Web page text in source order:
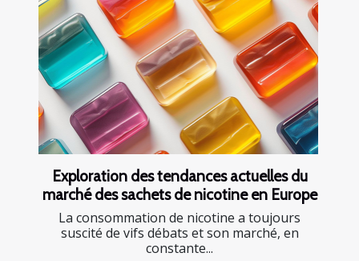
Exploration des tendances actuelles du
marché des sachets de nicotine en Europe
La consommation de nicotine a toujours
suscité de vifs débats et son marché, en
constante...